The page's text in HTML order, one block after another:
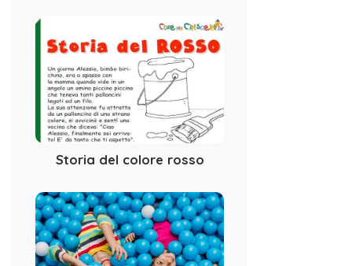
Storia del colore rosso